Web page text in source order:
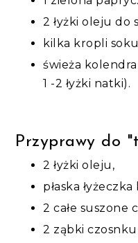
2 łyżki oleju do
kilka kropli
świeża
1 -2 łyżki natki).
Przyprawy do
2 łyżki oleju,
płaska
2 całe suszone
2 ząbki